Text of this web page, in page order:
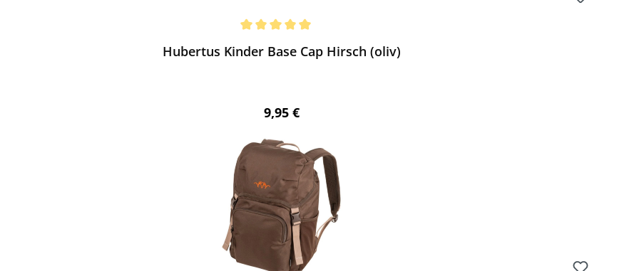
Hubertus Kinder Base Cap Hirsch (oliv)
Regulärer Preis:
9,95 €